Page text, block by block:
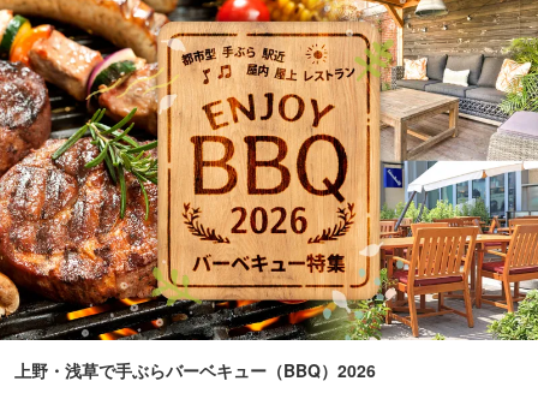
上野・浅草で手ぶらバーベキュー（BBQ）2026